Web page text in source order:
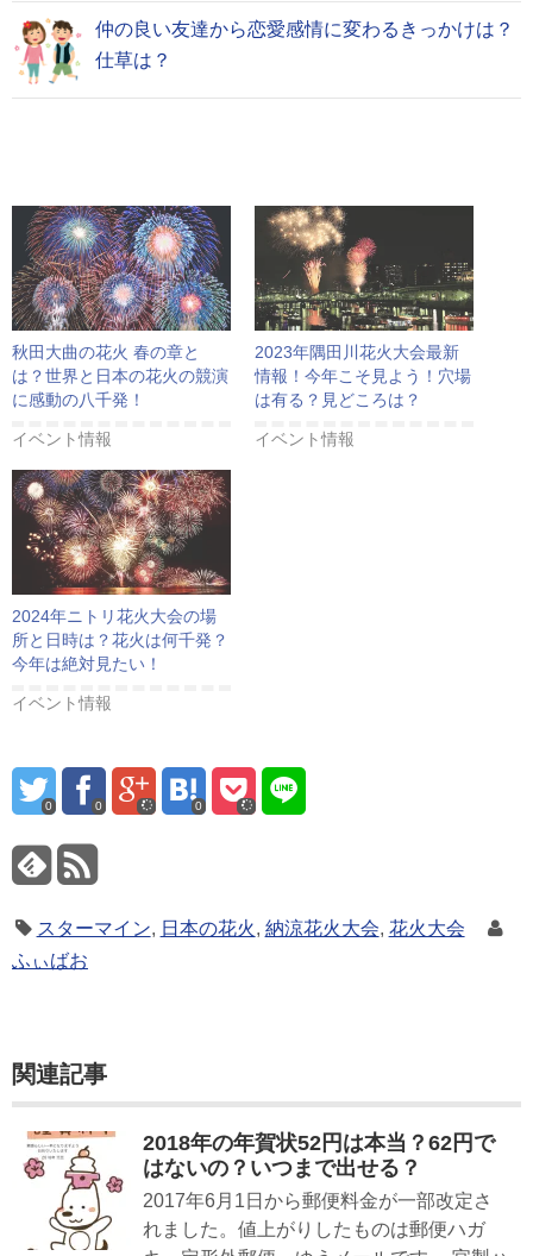
仲の良い友達から恋愛感情に変わるきっかけは？
仕草は？
秋田大曲の花火 春の章と
は？世界と日本の花火の競演
に感動の八千発！
イベント情報
2023年隅田川花火大会最新
情報！今年こそ見よう！穴場
は有る？見どころは？
イベント情報
2024年ニトリ花火大会の場
所と日時は？花火は何千発？
今年は絶対見たい！
イベント情報
0 0 0
スターマイン, 日本の花火, 納涼花火大会, 花火大会
ふぃばお
関連記事
2018年の年賀状52円は本当？62円で
はないの？いつまで出せる？
2017年6月1日から郵便料金が一部改定さ
れました。値上がりしたものは郵便ハガ